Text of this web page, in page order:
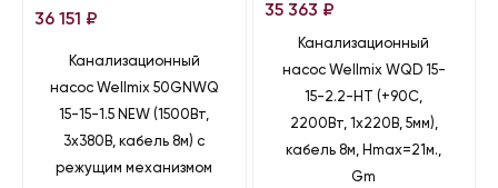
36 151 ₽
Канализационный
насос Wellmix 50GNWQ
15-15-1.5 NEW (1500Вт,
3х380В, кабель 8м) с
режущим механизмом
35 363 ₽
Канализационный
насос Wellmix WQD 15-
15-2.2-HT (+90С,
2200Вт, 1х220В, 5мм),
кабель 8м, Hmax=21м.,
Gm